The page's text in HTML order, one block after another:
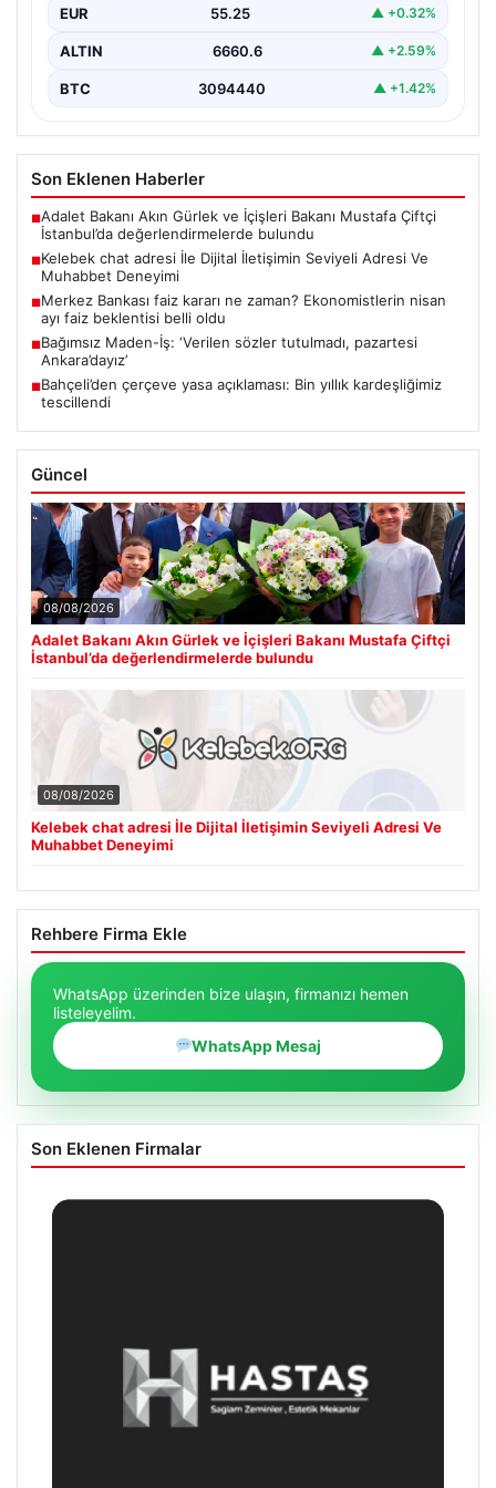
EUR 55.25 ▲ +0.32%
ALTIN 6660.6 ▲ +2.59%
BTC 3094440 ▲ +1.42%
Son Eklenen Haberler
■Adalet Bakanı Akın Gürlek ve İçişleri Bakanı Mustafa Çiftçi
İstanbul’da değerlendirmelerde bulundu
■Kelebek chat adresi İle Dijital İletişimin Seviyeli Adresi Ve
Muhabbet Deneyimi
■Merkez Bankası faiz kararı ne zaman? Ekonomistlerin nisan
ayı faiz beklentisi belli oldu
■Bağımsız Maden-İş: ‘Verilen sözler tutulmadı, pazartesi
Ankara’dayız’
■Bahçeli’den çerçeve yasa açıklaması: Bin yıllık kardeşliğimiz
tescillendi
Güncel
08/08/2026
Adalet Bakanı Akın Gürlek ve İçişleri Bakanı Mustafa Çiftçi
İstanbul’da değerlendirmelerde bulundu
08/08/2026
Kelebek chat adresi İle Dijital İletişimin Seviyeli Adresi Ve
Muhabbet Deneyimi
Rehbere Firma Ekle
WhatsApp üzerinden bize ulaşın, firmanızı hemen
listeleyelim.
WhatsApp Mesaj
Son Eklenen Firmalar